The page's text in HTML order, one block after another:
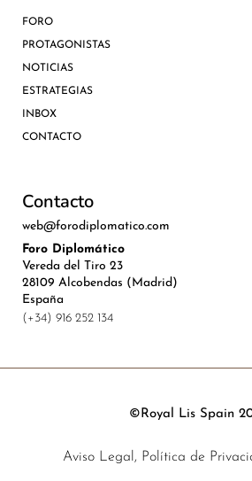
FORO
PROTAGONISTAS
NOTICIAS
ESTRATEGIAS
INBOX
CONTACTO
Contacto
web@forodiplomatico.com
Foro Diplomático
Vereda del Tiro 23
28109 Alcobendas (Madrid)
España
(+34) 916 252 134
©Royal Lis Spain
Aviso Legal, Política de